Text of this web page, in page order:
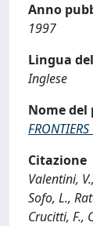
Anno
1997
Lingua
Inglese
Nome del
Citazione
Valentini,
Sofo, L.,
Crucitti, F.,